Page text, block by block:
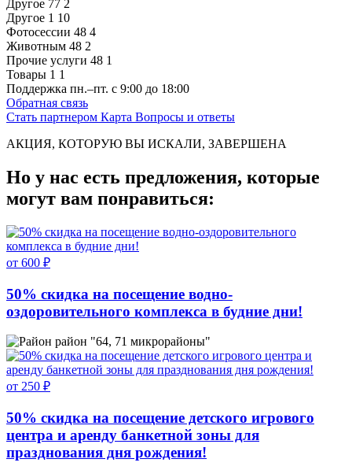
Другое 77 2
Другое 1 10
Фотосессии 48 4
Животным 48 2
Прочие услуги 48 1
Товары 1 1
Поддержка пн.–пт. с 9:00 до 18:00
Обратная связь
Стать партнером Карта Вопросы и ответы
АКЦИЯ, КОТОРУЮ ВЫ ИСКАЛИ, ЗАВЕРШЕНА
Но у нас есть предложения, которые
могут вам понравиться:
от 600 ₽
50% скидка на посещение водно-
оздоровительного комплекса в будние дни!
район "64, 71 микрорайоны"
от 250 ₽
50% скидка на посещение детского игрового
центра и аренду банкетной зоны для
празднования дня рождения!